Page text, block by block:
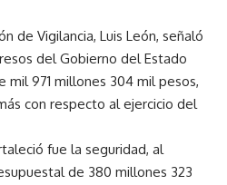
de Vigilancia, Luis León, señaló
del Gobierno del Estado
971 millones 304 mil pesos,
con respecto al ejercicio del
fue la seguridad, al
de 380 millones 323